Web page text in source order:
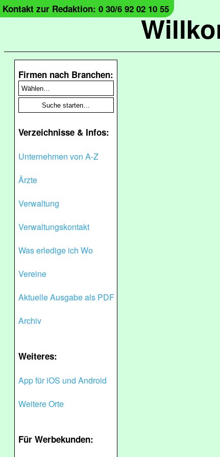
Kontakt zur Redaktion: 0 30/6 92 02 10 55
Firmen nach Branchen:
Verzeichnisse & Infos:
Unternehmen von A-Z
Ärzte
Verwaltung
Verwaltungskontakt
Was erledige ich Wo
Vereine
Aktuelle Ausgabe als PDF
Archiv
Weiteres:
App für iOS und Android
Weitere Orte
Für Werbekunden: